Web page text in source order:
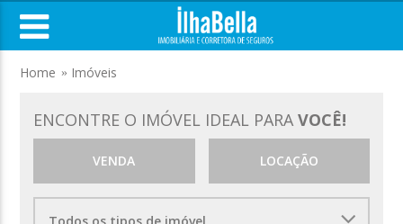
Home Imóveis
ENCONTRE O IMÓVEL IDEAL PARAVOCÊ!
VENDA LOCAÇÃO